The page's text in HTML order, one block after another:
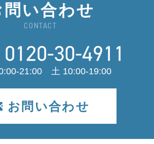
問い合わせ
CONTACT
21:00 土 10:00-19:00
お問い合わせ